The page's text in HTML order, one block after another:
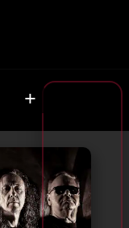
+